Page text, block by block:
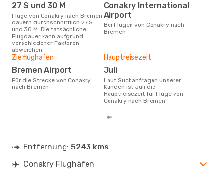
27 S und 30 M
Flüge von Conakry nach Bremen
dauern durchschnittlich 27 S
und 30 M. Die tatsächliche
Flugdauer kann aufgrund
verschiedener Faktoren
abweichen.
Conakry International
Airport
Bei Flügen von Conakry nach
Bremen
Zielflughafen
Bremen Airport
Für die Strecke von Conakry
nach Bremen
Hauptreisezeit
Juli
Laut Suchanfragen unserer
Kunden ist Juli die
Hauptreisezeit für Flüge von
Conakry nach Bremen
Entfernung: 5243 kms
Conakry Flughäfen